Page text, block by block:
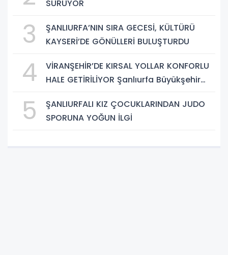
SÜRÜYOR
3
ŞANLIURFA’NIN SIRA GECESİ, KÜLTÜRÜ
KAYSERİ’DE GÖNÜLLERİ BULUŞTURDU
4
VİRANŞEHİR’DE KIRSAL YOLLAR KONFORLU
HALE GETİRİLİYOR Şanlıurfa Büyükşehir
daha güvenli ve konforlu hale getirilmesi
amacıyla yol çalışmalarını sürdürüyor.
5
ŞANLIURFALI KIZ ÇOCUKLARINDAN JUDO
SPORUNA YOĞUN İLGİ